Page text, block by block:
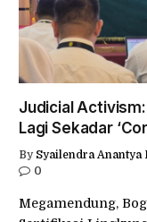
Judicial
Lagi Sekadar
By Syailendra Anantya
0
Megamendung,